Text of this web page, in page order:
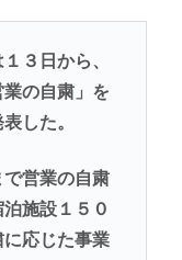
３日から、
の自粛」を
した。
営業の自粛
施設１５０
応じた事業